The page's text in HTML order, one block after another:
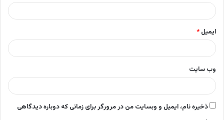
ایمیل *
وب‌ سایت
ذخیره نام، ایمیل و وبسایت من در مرورگر برای زمانی که دوباره دیدگاهی